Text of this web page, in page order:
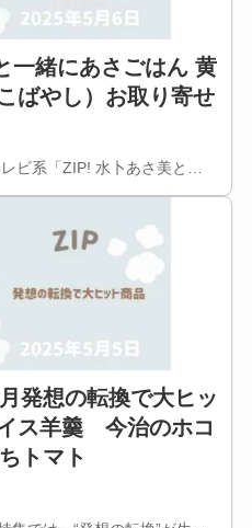
一緒にあさごはん 黄
ばやし）お取り寄せ
ビ系「ZIP! 水卜あさ美と…
発想の転換で大ヒッ
ス羊羹 今治のホコ
トマト